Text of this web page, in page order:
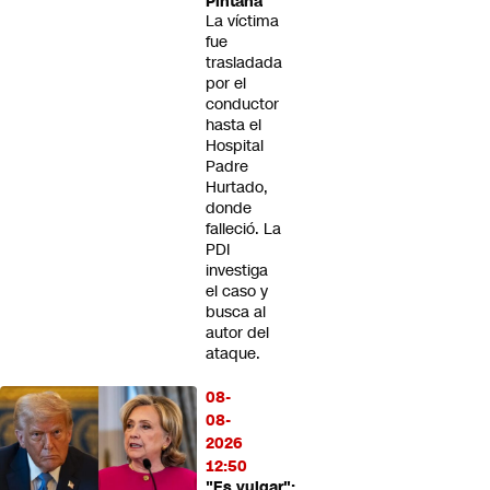
La víctima
fue
trasladada
por el
conductor
hasta el
Hospital
Padre
Hurtado,
donde
falleció. La
PDI
investiga
el caso y
busca al
autor del
ataque.
08-
08-
2026
12:50